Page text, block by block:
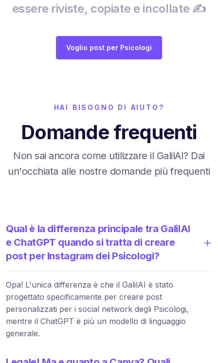
essere riviste, copiate e incollate ✍️
Voglio post per Psicologi
HAI BISOGNO DI AIUTO?
Domande frequenti
Non sai ancora come utilizzare il GalilAI? Dai
un'occhiata alle nostre domande più frequenti
Qual è la differenza principale tra GalilAI
e ChatGPT quando si tratta di creare
post per Instagram dei Psicologi?
Opa! L'unica differenza è che il GalilAI è stato
progettato specificamente per creare post
personalizzati per i social network degli Psicologi,
mentre il ChatGPT è più un modello di linguaggio
generale.